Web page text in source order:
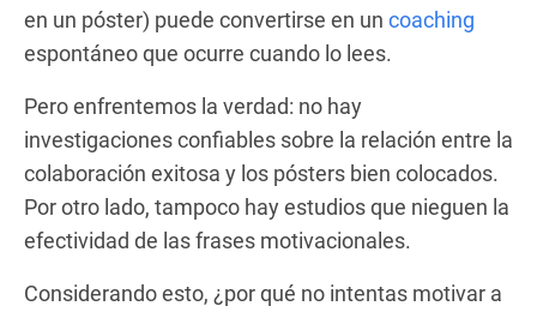
en un póster) puede convertirse en un coaching
espontáneo que ocurre cuando lo lees.
Pero enfrentemos la verdad: no hay
investigaciones confiables sobre la relación entre la
colaboración exitosa y los pósters bien colocados.
Por otro lado, tampoco hay estudios que nieguen la
efectividad de las frases motivacionales.
Considerando esto, ¿por qué no intentas motivar a